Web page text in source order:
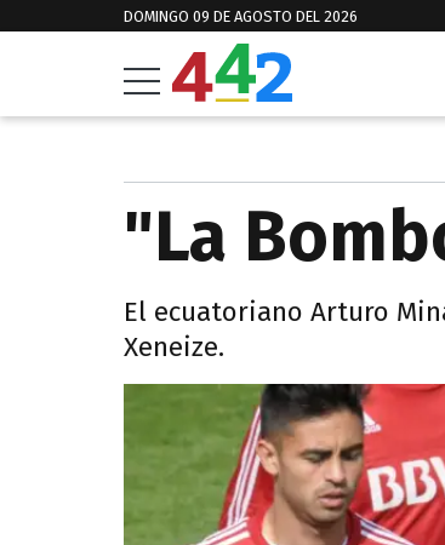
DOMINGO 09 DE AGOSTO DEL 2026
"La
El ecuatoriano Arturo
Xeneize.